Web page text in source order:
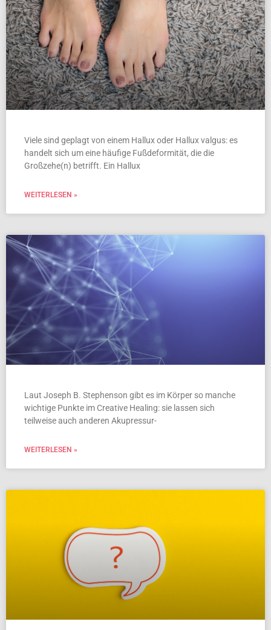
Viele sind geplagt von einem Hallux oder Hallux valgus: es
handelt sich um eine häufige Fußdeformität, die die
Großzehe(n) betrifft. Ein Hallux
WEITERLESEN »
Laut Joseph B. Stephenson gibt es im Körper so manche
wichtige Punkte im Creative Healing: sie lassen sich
teilweise auch anderen Akupressur-
WEITERLESEN »